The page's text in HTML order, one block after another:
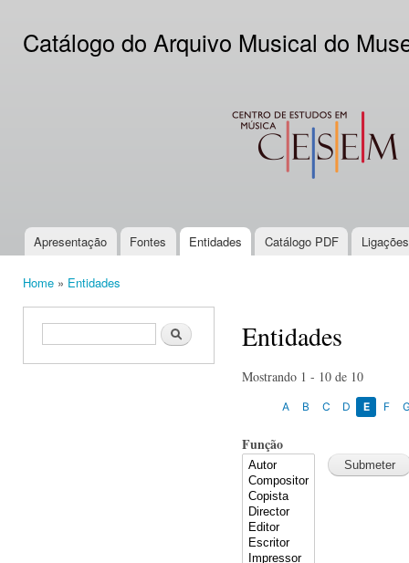
Catálogo do Arquivo Musical do
CESEM
Main menu
Apresentação Fontes Entidades Catálogo PDF
Home » Entidades
Search form Search Entidades
Mostrando 1 - 10 de 10
A B C D E F
Função